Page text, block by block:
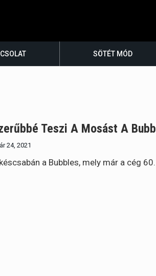
SÖTÉT MÓD
Teszi A Mosást A
24, 2021
a Bubbles, mely már a cég